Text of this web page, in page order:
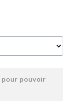
pour pouvoir